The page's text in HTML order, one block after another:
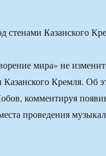
стенами Казанского
мира» не
Казанского Кремля. Об
комментируя
проведения